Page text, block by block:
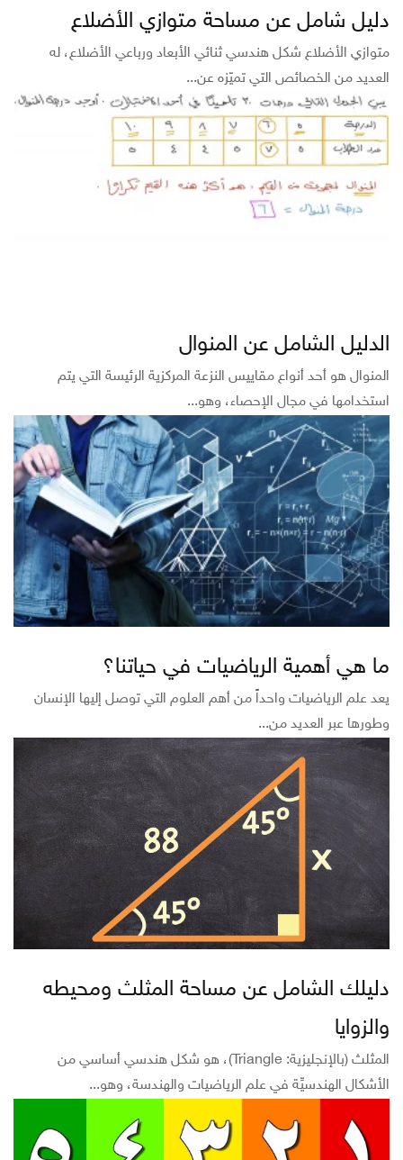
دليل شامل عن مساحة متوازي الأضلاع
متوازي الأضلاع شكل هندسي ثنائي الأبعاد ورباعي الأضلاع، له
العديد من الخصائص التي تميّزه عن...
الدليل الشامل عن المنوال
المنوال هو أحد أنواع مقاييس النزعة المركزية الرئيسة التي يتم
استخدامها في مجال الإحصاء، وهو...
ما هي أهمية الرياضيات في حياتنا؟
يعد علم الرياضيات واحداً من أهم العلوم التي توصل إليها الإنسان
وطورها عبر العديد من...
دليلك الشامل عن مساحة المثلث ومحيطه
والزوايا
المثلث (بالإنجليزية: Triangle)، هو شكل هندسي أساسي من
الأشكال الهندسيِّة في علم الرياضيات والهندسة، وهو...